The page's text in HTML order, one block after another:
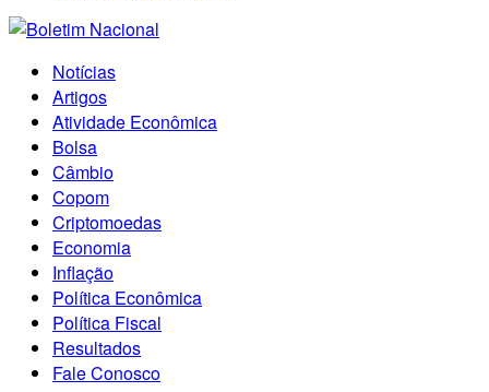
Notícias
Artigos
Atividade Econômica
Bolsa
Câmbio
Copom
Criptomoedas
Economia
Inflação
Política Econômica
Política Fiscal
Resultados
Fale Conosco